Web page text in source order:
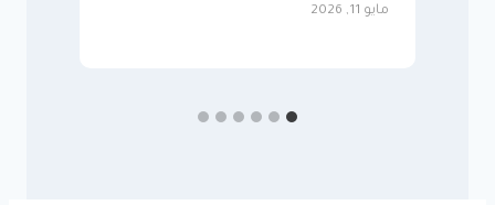
مايو 11, 2026